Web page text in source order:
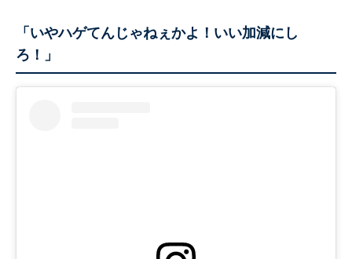
「いやハゲてんじゃねぇかよ！いい加減にし
ろ！」